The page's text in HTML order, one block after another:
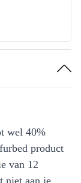
wel 40%
product
van 12
niet aan je